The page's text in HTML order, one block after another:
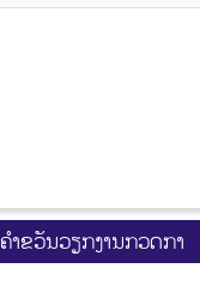
ຄຳຂວັນວຽກງານກວດກາ